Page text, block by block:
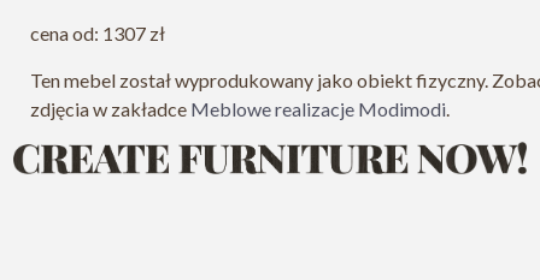
cena od: 1307 zł
Ten mebel został wyprodukowany jako obiekt fizyczny.
zdjęcia w zakładce Meblowe realizacje Modimodi.